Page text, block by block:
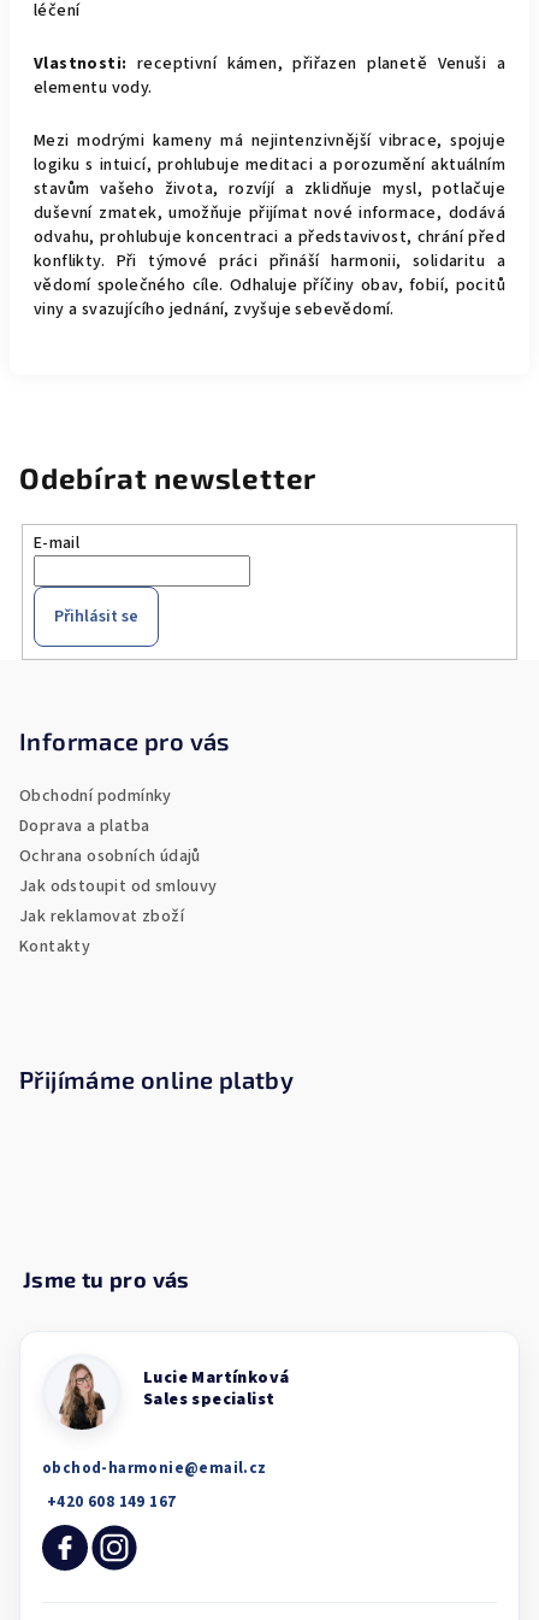
léčení
Vlastnosti: receptivní kámen, přiřazen planetě Venuši a
elementu vody.
Mezi modrými kameny má nejintenzivnější vibrace, spojuje
logiku s intuicí, prohlubuje meditaci a porozumění aktuálním
stavům vašeho života, rozvíjí a zklidňuje mysl, potlačuje
duševní zmatek, umožňuje přijímat nové informace, dodává
odvahu, prohlubuje koncentraci a představivost, chrání před
konflikty. Při týmové práci přináší harmonii, solidaritu a
vědomí společného cíle. Odhaluje příčiny obav, fobií, pocitů
viny a svazujícího jednání, zvyšuje sebevědomí.
Odebírat newsletter
E-mail
Přihlásit se
Informace pro vás
Obchodní podmínky
Doprava a platba
Ochrana osobních údajů
Jak odstoupit od smlouvy
Jak reklamovat zboží
Kontakty
Přijímáme online platby
obchod-harmonie@email.cz